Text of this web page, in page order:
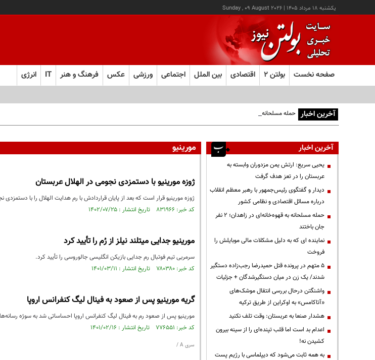
يکشنبه ۱۸ مرداد ۱۴۰۵ |
Sunday , 09 August 2026
صفحه نخست بولتن ۲ اقتصادی بین الملل اجتماعی ورزشی عکس فرهنگ و هنر IT انرژی
آخرین اخبار حمله مسلحانه به قهوه‌خانه‌ای در زاهدان؛ ۲ نفر جان باختند
مورینیو
ژوزه مورینیو با دستمزدی نجومی در الهلال عربستان
ژوزه مورینیو قرار است که بعد از پایان قراردادش با رم هدایت الهلال را با دستمزدی
کد خبر: ۸۳۱۹۶۶ تاریخ انتشار : ۱۴۰۲/۰۷/۲۵
مورینیو جدایی میتلند نیلز از رُم را تأیید کرد
سرمربی تیم فوتبال رم جدایی بازیکن انگلیسی جالوروسی را تأیید کرد.
کد خبر: ۷۸۰۳۸۰ تاریخ انتشار : ۱۴۰۱/۰۳/۱۱
گریه مورینیو پس از صعود به فینال لیگ کنفرانس اروپا
مورینیو پس از صعود رم به فینال لیگ کنفرانس اروپا احساساتی شد به سوژه
کد خبر: ۷۷۶۵۵۱ تاریخ انتشار : ۱۴۰۱/۰۲/۱۶
سری A /
آخرین اخبار
یحیی سریع: ارتش یمن مزدوران وابسته به
عربستان را در تعز هدف گرفت
دیدار و گفتگوی رئیس‌جمهور با رهبر معظم انقلاب
درباره مسائل اقتصادی و نظامی کشور
حمله مسلحانه به قهوه‌خانه‌ای در زاهدان؛ ۲ نفر
جان باختند
نماینده ای که به دلیل مشکلات مالی موبایلش را
فروخت
۵ متهم در پرونده قتل حمیدرضا رجب‌زاده دستگیر
شدند/ یک زن در میان دستگیرشدگان + جزئیات
واشنگتن درحال بررسی انتقال موشک‌های
«آتاکامس» به اوکراین از طریق ترکیه
هشدار صنعا به عربستان: وقت تلف نکنید
اعدام بد است اما قلب تپنده‌ای را از سینه بیرون
کشیدن نه!
به همه ثابت می‌شود که دیپلماسی با رژیم پست